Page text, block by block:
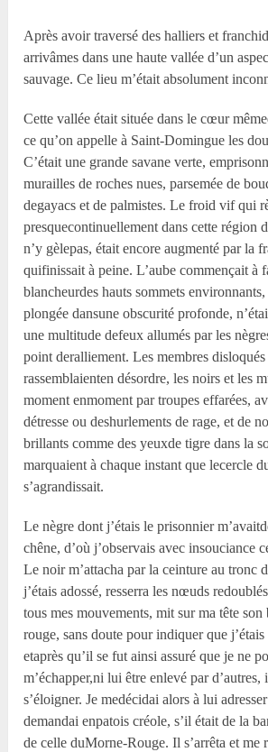
Après avoir traversé des halliers et
arrivâmes dans une haute vallée d’un
sauvage. Ce lieu m’était absolument
Cette vallée était située dans le cœur
ce qu’on appelle à Saint-Domingue les
C’était une grande savane verte,
murailles de roches nues, parsemée de
degayacs et de palmistes. Le froid vif qui
presquecontinuellement dans cette région
n’y gèlepas, était encore augmenté par la
quifinissait à peine. L’aube commençait à
blancheurdes hauts sommets
plongée dansune obscurité profonde,
une multitude defeux allumés par les
point deralliement. Les membres disloqués
rassemblaienten désordre, les noirs et les
moment enmoment par troupes effarées,
détresse ou deshurlements de rage, et de
brillants comme des yeuxde tigre dans la
marquaient à chaque instant que lecercle
s’agrandissait.
Le nègre dont j’étais le prisonnier
chêne, d’où j’observais avec insouciance
Le noir m’attacha par la ceinture au tronc
j’étais adossé, resserra les nœuds
tous mes mouvements, mit sur ma tête son
rouge, sans doute pour indiquer que j’étais
etaprès qu’il se fut ainsi assuré que je ne
m’échapper,ni lui être enlevé par d’autres,
s’éloigner. Je medécidai alors à lui
demandai enpatois créole, s’il était de la
de celle duMorne-Rouge. Il s’arrêta et me